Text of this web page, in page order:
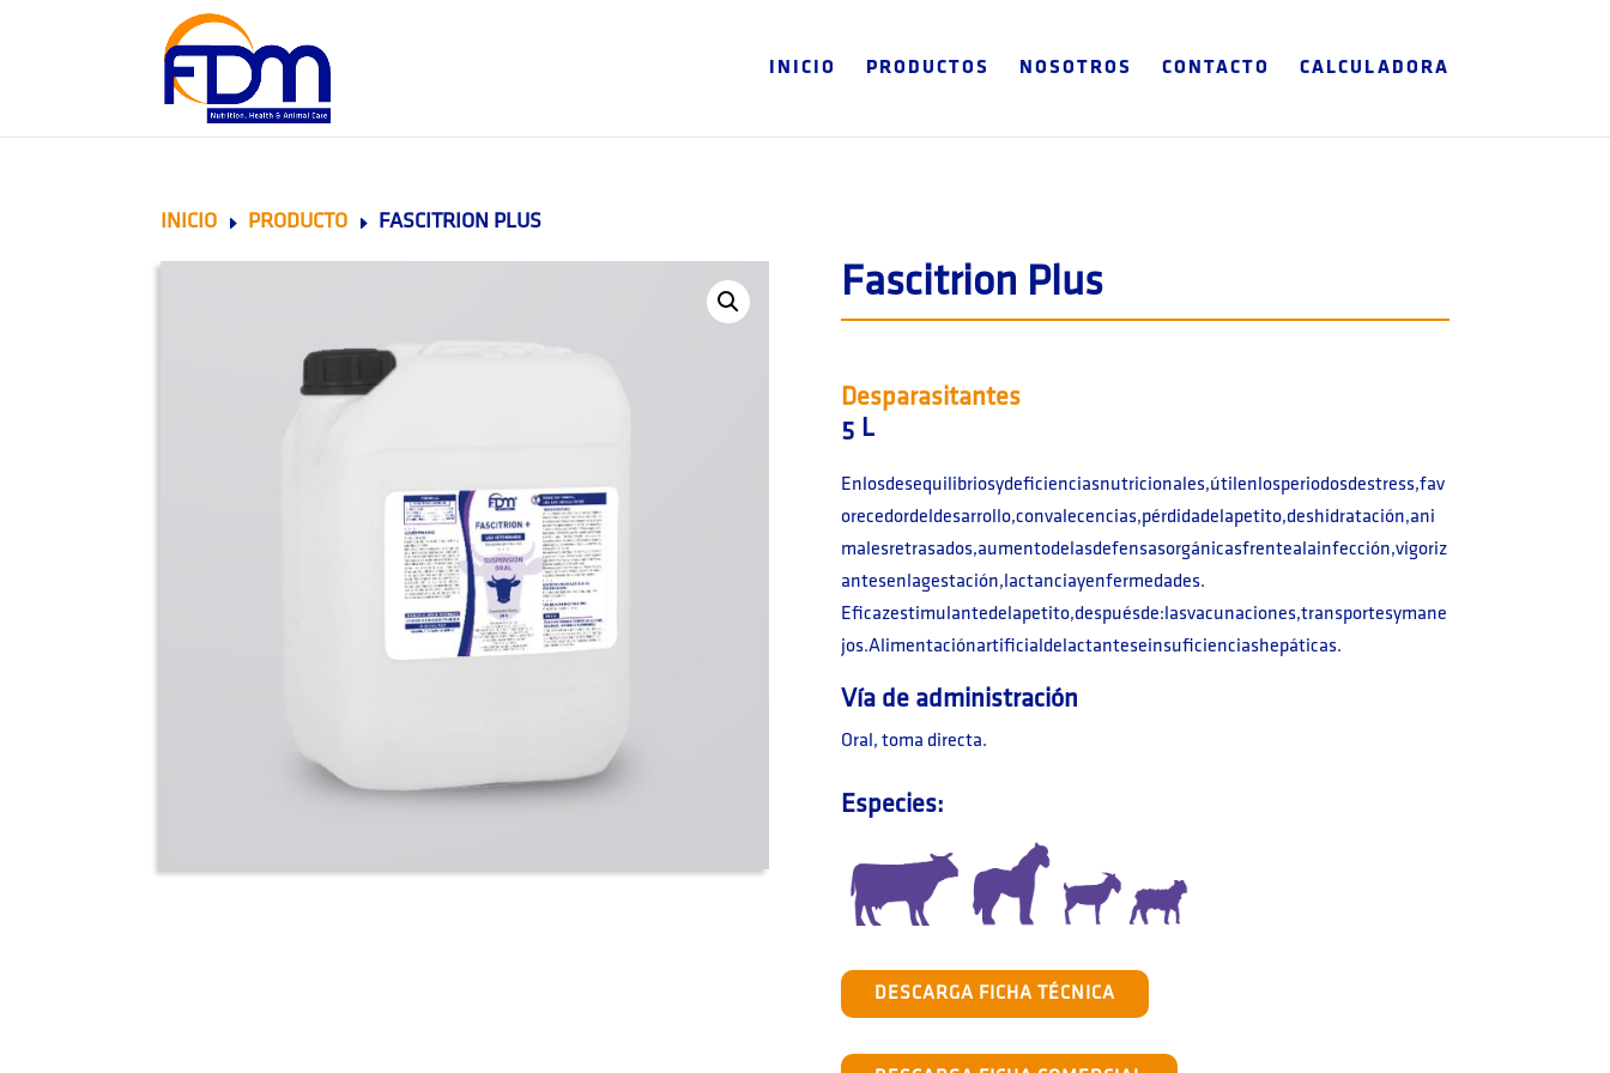
INICIO PRODUCTOS NOSOTROS CONTACTO CALCULADORA
INICIO E PRODUCTO E FASCITRION PLUS
Fascitrion Plus
Desparasitantes
5 L
Enlosdesequilibriosydeficienciasnutricionales,útilenlosperiodosdestress,fav
orecedordeldesarrollo,convalecencias,pérdidadelapetito,deshidratación,ani
malesretrasados,aumentodelasdefensasorgánicasfrentealainfección,vigoriz
antesenlagestación,lactanciayenfermedades.
Eficazestimulantedelapetito,despuésde:lasvacunaciones,transportesymane
jos.Alimentaciónartificialdelactanteseinsuficienciashepáticas.
Vía de administración
Oral, toma directa.
Especies:
DESCARGA FICHA TÉCNICA